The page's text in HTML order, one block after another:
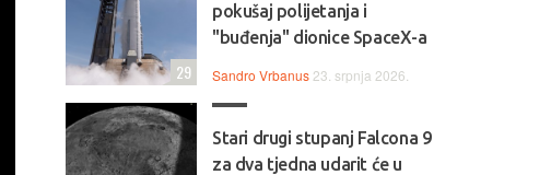
pokušaj polijetanja i
"buđenja" dionice SpaceX-a
Sandro Vrbanus 23. srpnja 2026.
29
Stari drugi stupanj Falcona 9
za dva tjedna udarit će u